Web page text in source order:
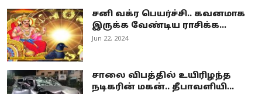
சனி வக்ர பெயர்ச்சி.. கவனமாக
இருக்க வேண்டிய ராசிக்க...
Jun 22, 2024
சாலை விபத்தில் உயிரிழந்த
நடிகரின் மகன்.. தீபாவளியி...